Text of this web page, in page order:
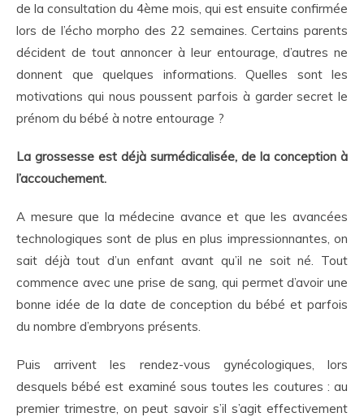
de la consultation du 4ème mois, qui est ensuite confirmée
lors de l’écho morpho des 22 semaines. Certains parents
décident de tout annoncer à leur entourage, d’autres ne
donnent que quelques informations. Quelles sont les
motivations qui nous poussent parfois à garder secret le
prénom du bébé à notre entourage ?
La grossesse est déjà surmédicalisée, de la conception à
l’accouchement.
A mesure que la médecine avance et que les avancées
technologiques sont de plus en plus impressionnantes, on
sait déjà tout d’un enfant avant qu’il ne soit né. Tout
commence avec une prise de sang, qui permet d’avoir une
bonne idée de la date de conception du bébé et parfois
du nombre d’embryons présents.
Puis arrivent les rendez-vous gynécologiques, lors
desquels bébé est examiné sous toutes les coutures : au
premier trimestre, on peut savoir s’il s’agit effectivement